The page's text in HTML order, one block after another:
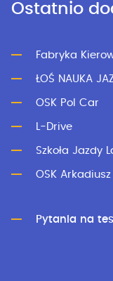
Ostatnio
Fabryka
ŁOŚ NAUKA
OSK Pol Car
L-Drive
Szkoła Jazdy
OSK
Pytania na